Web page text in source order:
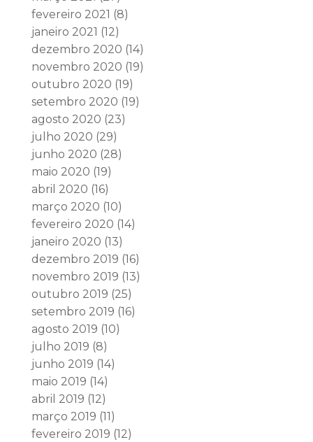
fevereiro 2021 (8)
janeiro 2021 (12)
dezembro 2020 (14)
novembro 2020 (19)
outubro 2020 (19)
setembro 2020 (19)
agosto 2020 (23)
julho 2020 (29)
junho 2020 (28)
maio 2020 (19)
abril 2020 (16)
março 2020 (10)
fevereiro 2020 (14)
janeiro 2020 (13)
dezembro 2019 (16)
novembro 2019 (13)
outubro 2019 (25)
setembro 2019 (16)
agosto 2019 (10)
julho 2019 (8)
junho 2019 (14)
maio 2019 (14)
abril 2019 (12)
março 2019 (11)
fevereiro 2019 (12)